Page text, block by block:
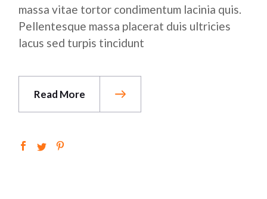
massa vitae tortor condimentum lacinia quis.
Pellentesque massa placerat duis ultricies
lacus sed turpis tincidunt
Read More